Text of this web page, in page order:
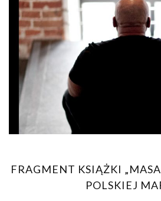
FRAGMENT KSIĄŻKI
POLSKIEJ